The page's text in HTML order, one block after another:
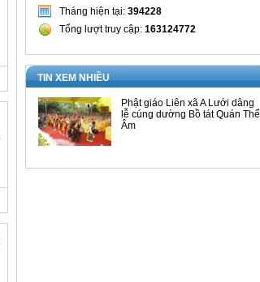
Tháng hiện tại: 394228
Tổng lượt truy cập: 163124772
TIN XEM NHIỀU
Phật giáo Liên xã A Lưới dâng
lễ cúng dường Bồ tát Quán Thế
Âm